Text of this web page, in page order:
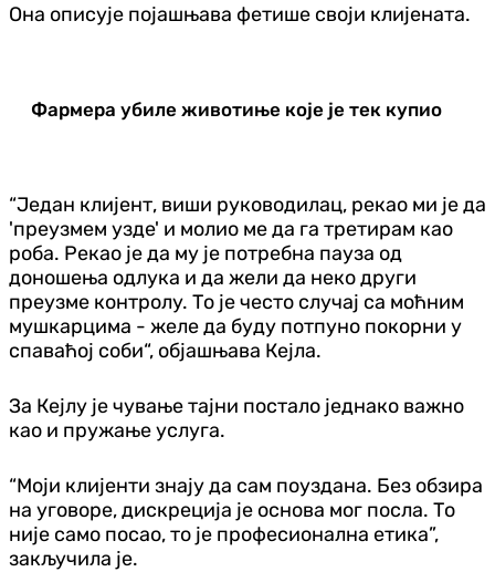
Она описује појашњава фетише своји клијената.
Фармера убиле животиње које је тек купио
“Један клијент, виши руководилац, рекао ми је да
'преузмем узде' и молио ме да га третирам као
роба. Рекао је да му је потребна пауза од
доношења одлука и да жели да неко други
преузме контролу. То је често случај са моћним
мушкарцима - желе да буду потпуно покорни у
спаваћој соби“, објашњава Кејла.
За Кејлу је чување тајни постало једнако важно
као и пружање услуга.
“Моји клијенти знају да сам поуздана. Без обзира
на уговоре, дискреција је основа мог посла. То
није само посао, то је професионална етика”,
закључила је.